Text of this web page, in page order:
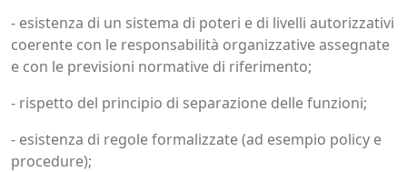
- esistenza di un sistema di poteri e di livelli autorizzativi
coerente con le responsabilità organizzative assegnate
e con le previsioni normative di riferimento;
- rispetto del principio di separazione delle funzioni;
- esistenza di regole formalizzate (ad esempio policy e
procedure);